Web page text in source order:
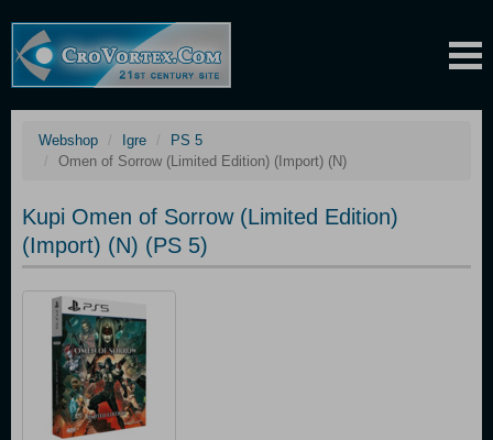
Webshop Igre
PS 5
Omen of Sorrow (Limited Edition) (Import) (N)
Kupi Omen of Sorrow (Limited Edition)
(Import) (N) (PS 5)